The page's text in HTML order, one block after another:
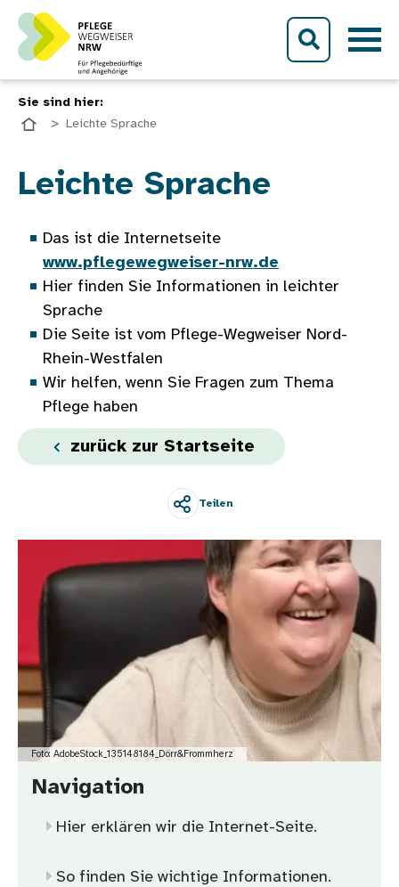
Direkt zum Inhalt
Sie sind hier:
Leichte Sprache
BildLeichte Sprache
Das ist die Internetseite
www.pflegewegweiser-nrw.de
Hier finden Sie Informationen in leichter
Sprache
Die Seite ist vom Pflege-Wegweiser Nord-
Rhein-Westfalen
Wir helfen, wenn Sie Fragen zum Thema
Pflege haben
zurück zur Startseite
Teilen
Foto: AdobeStock_135148184_Dörr&Frommherz
Navigation
Hier erklären wir die Internet-Seite.
So finden Sie wichtige Informationen.